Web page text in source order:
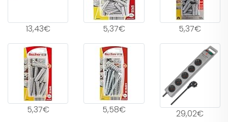
13,43€ 5,37€ 5,37€
5,37€ 5,58€ 29,02€